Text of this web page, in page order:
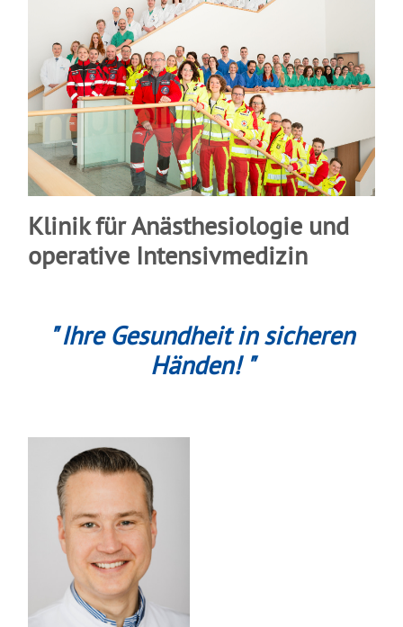
Klinik für Anästhesiologie und
operative Intensivmedizin
" Ihre Gesundheit in sicheren
Händen! "